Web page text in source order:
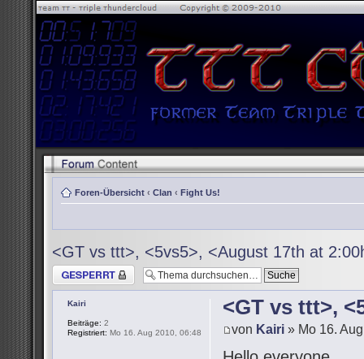
Foren-Übersicht ‹ Clan ‹ Fight Us!
<GT vs ttt>, <5vs5>, <August 17th at
Thema gesperrt
<GT vs ttt>,
von Kairi » Mo 16.
Kairi
Beiträge: 2
Registriert: Mo 16. Aug 2010, 06:48